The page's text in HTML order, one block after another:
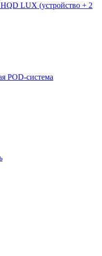
LUX (устройство + 2
POD-система